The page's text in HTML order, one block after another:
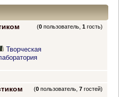
(0 пользователь,1 гость)
Творческая
(0 пользователь,7 гостей)